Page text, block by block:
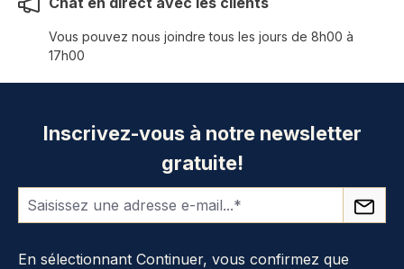
Vous pouvez nous joindre tous les jours de 8h00 à
17h00
Inscrivez-vous à notre newsletter
gratuite!
En sélectionnant Continuer, vous confirmez que